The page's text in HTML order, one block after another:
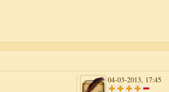
04-03-2013, 17:45